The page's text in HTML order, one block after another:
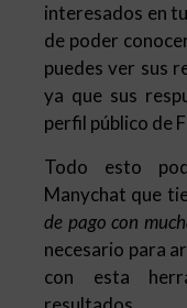
interesados en
de poder
puedes ver sus
ya que sus
perfil público de
Todo esto
Manychat que
de pago con
necesario para
con esta